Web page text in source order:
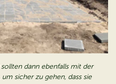
dann ebenfalls mit der
sicher zu gehen, dass sie